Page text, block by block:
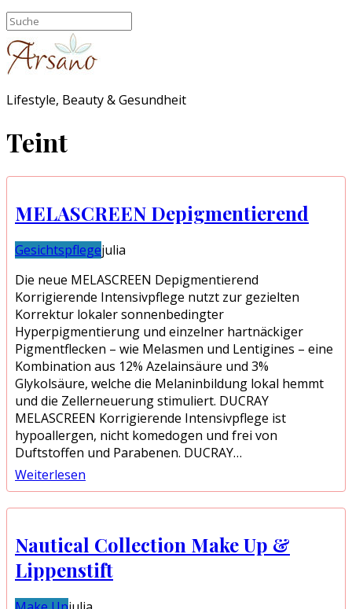
Lifestyle, Beauty & Gesundheit
Teint
MELASCREEN Depigmentierend
Gesichtspflegejulia
Die neue MELASCREEN Depigmentierend
Korrigierende Intensivpflege nutzt zur gezielten
Korrektur lokaler sonnenbedingter
Hyperpigmentierung und einzelner hartnäckiger
Pigmentflecken – wie Melasmen und Lentigines – eine
Kombination aus 12% Azelainsäure und 3%
Glykolsäure, welche die Melaninbildung lokal hemmt
und die Zellerneuerung stimuliert. DUCRAY
MELASCREEN Korrigierende Intensivpflege ist
hypoallergen, nicht komedogen und frei von
Duftstoffen und Parabenen. DUCRAY…
Weiterlesen
Nautical Collection Make Up &
Lippenstift